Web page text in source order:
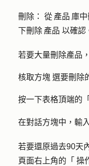
刪除：
從 產品 庫
下刪除 產品 以確認
若要大量刪除產品
核取方塊 選要刪除
按一下表格頂端的「
在對話方塊中，輸
若要還原過去90天
頁面右上角的「 操